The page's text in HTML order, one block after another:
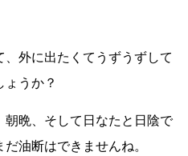
外に出たくてうずうずして
ょうか？
朝晩、そして日なたと日陰で
油断はできませんね。